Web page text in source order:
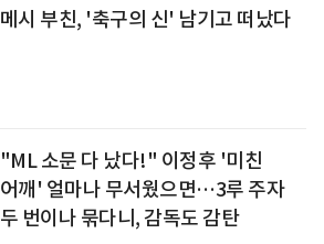
메시 부친, '축구의 신' 남기고 떠났다
"ML 소문 다 났다!" 이정후 '미친
어깨' 얼마나 무서웠으면…3루 주자
두 번이나 묶다니, 감독도 감탄